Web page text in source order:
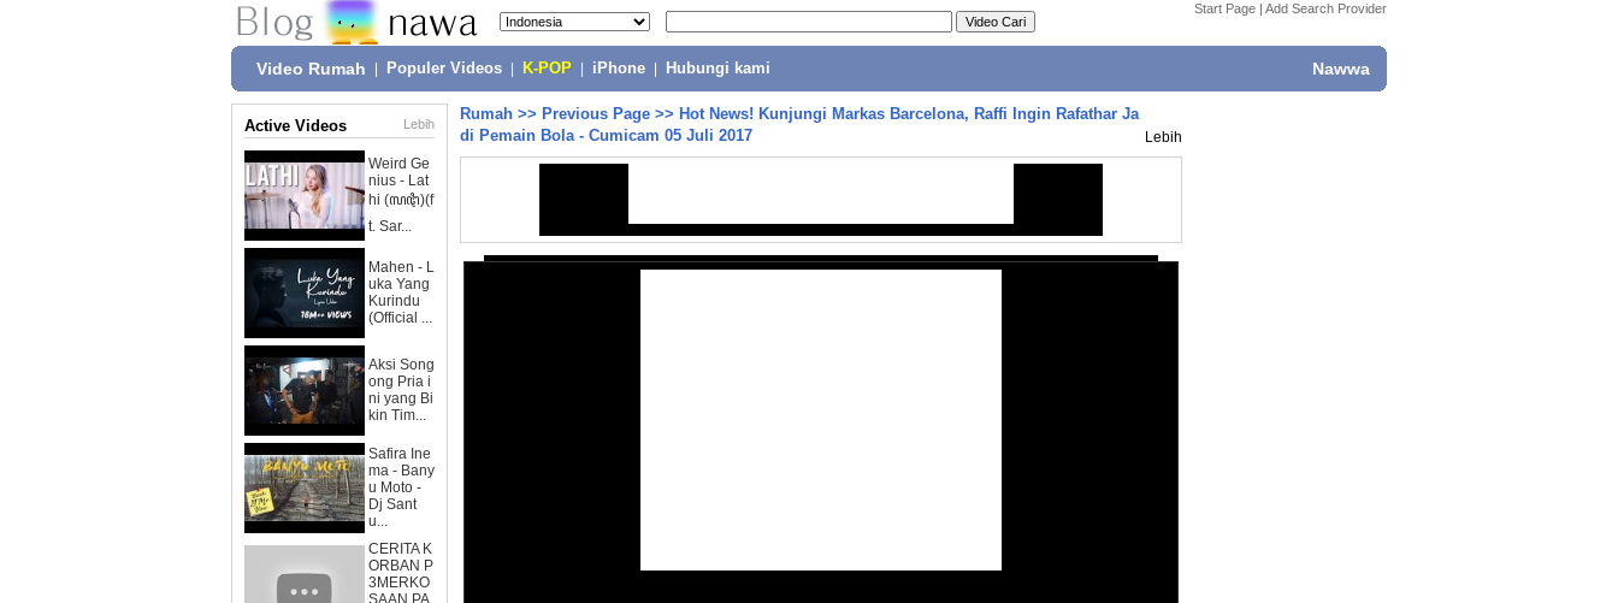
Start Page | Add Search Provider
Video Rumah Populer Videos K-POP iPhone Hubungi kami Nawwa
Active Videos Lebih
Weird Ge
nius - Lat
hi (ꦭꦛꦶ)(f
t. Sar...
Mahen - L
uka Yang
Kurindu
(Official ...
Aksi Song
ong Pria i
ni yang Bi
kin Tim...
Safira Ine
ma - Bany
u Moto -
Dj Sant
u...
CERITA K
ORBAN P
3MERKO
SAAN PA
Rumah >> Previous Page >> Hot News! Kunjungi Markas Barcelona, Raffi Ingin Rafathar Ja
di Pemain Bola - Cumicam 05 Juli 2017
Lebih